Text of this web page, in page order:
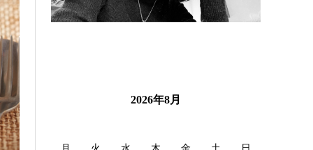
2026年8月